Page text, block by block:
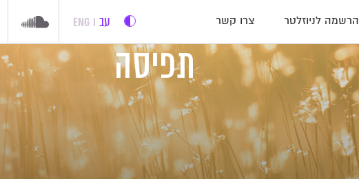
הרשמה לניוזלטר צרו קשר עב ENG
תפיסה